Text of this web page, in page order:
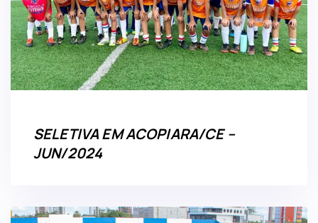
SELETIVA EM ACOPIARA/CE –
JUN/2024